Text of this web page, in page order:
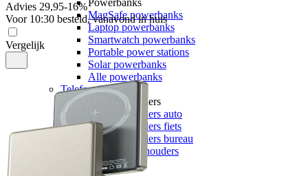
Powerbanks
MagSafe powerbanks
Laptop powerbanks
Smartwatch powerbanks
Portable power stations
Solar powerbanks
Alle powerbanks
Telefoonhouders
Telefoonhouders
Telefoonhouders auto
Telefoonhouders fiets
Telefoonhouders bureau
Alle telefoonhouders
Geheugen
Advies 29,95-16%
Voor 10:30 besteld, vanavond in huis
Vergelijk